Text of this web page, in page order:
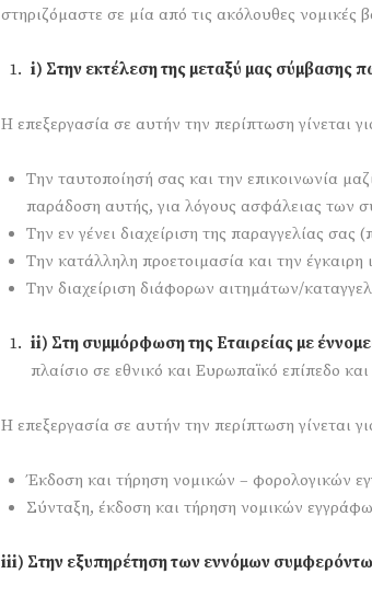
στηριζόμαστε σε μία από τις ακόλουθες νομικές
i) Στην εκτέλεση της μεταξύ μας σύμβασης
Η επεξεργασία σε αυτήν την περίπτωση γίνεται
Την ταυτοποίησή σας και την επικοινωνία
παράδοση αυτής, για λόγους ασφάλειας των
Την εν γένει διαχείριση της παραγγελίας
Την κατάλληλη προετοιμασία και την
Την διαχείριση διάφορων αιτημάτων/
ii) Στη συμμόρφωση της Εταιρείας με
πλαίσιο σε εθνικό και Ευρωπαϊκό επίπεδο
H επεξεργασία σε αυτήν την περίπτωση γίνεται
Έκδοση και τήρηση νομικών – φορολογικών
Σύνταξη, έκδοση και τήρηση νομικών
iii) Στην εξυπηρέτηση των εννόμων